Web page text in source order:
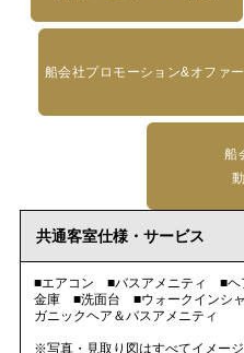
船会社プロモーション&オファー
船
共通客室仕様・サービス
■エアコン ■バスアメニティ ■
金庫 ■洗面台 ■ウォークインシ
ガニックヘア＆バスアメニティ
※写真・見取り図はすべてイメー